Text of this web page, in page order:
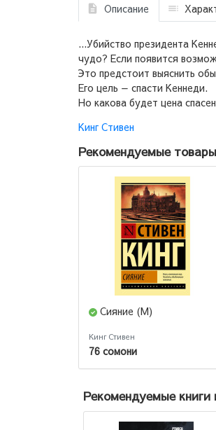
Описание
...Убийство президента
чудо? Если появится
Это предстоит выяснить
Его цель — спасти Кеннеди.
Но какова будет цена
Кинг Стивен
Рекомендуемые товары
Сияние (М)
Кинг Стивен
76 сомони
Рекомендуемые книги